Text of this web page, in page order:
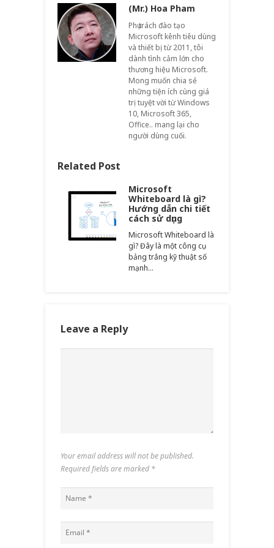
(Mr.) Hoa Pham
Phụ trách đào tạo
Microsoft kênh tiêu dùng
và thiết bị từ 2011, tôi
dành tình cảm lớn cho
thương hiệu Microsoft.
Mong muốn chia sẻ
những tiện ích cùng giá
trị tuyệt vời từ Windows
10, Microsoft 365,
Office.. mang lại cho
người dùng cuối.
Related Post
Microsoft
Whiteboard là gì?
Hướng dẫn chi tiết
cách sử dụng
Microsoft Whiteboard là
gì? Đây là một công cụ
bảng trắng kỹ thuật số
mạnh…
Leave a Reply
Your email address will not be published.
Required fields are marked *